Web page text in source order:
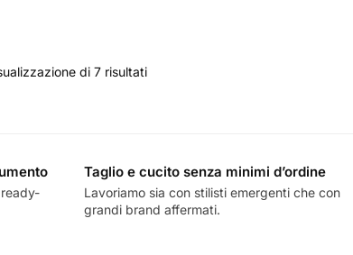
di 7 risultati
Taglio e cucito senza minimi d’ordine
Lavoriamo sia con stilisti emergenti che con
grandi brand affermati.